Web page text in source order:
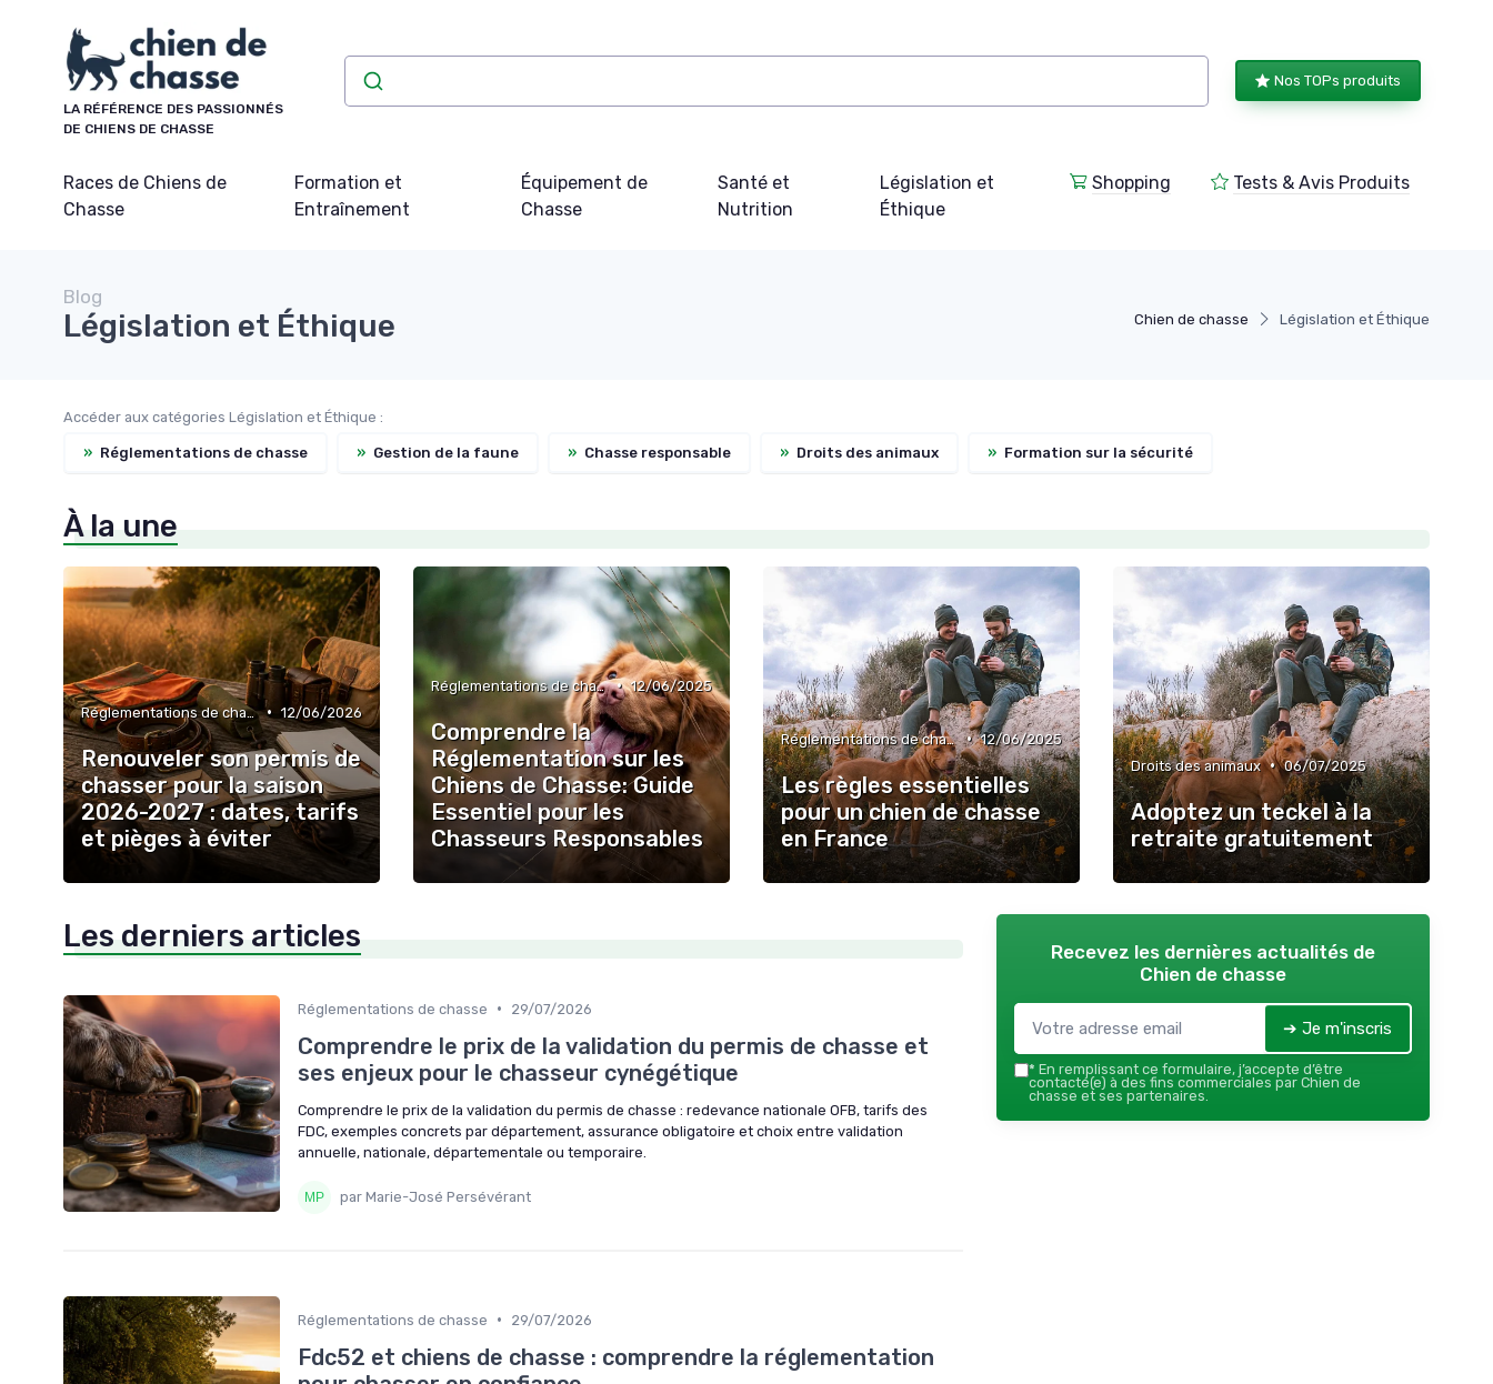
LA RÉFÉRENCE DES PASSIONNÉS
DE CHIENS DE CHASSE
Nos TOPs produits
Races de Chiens de
Chasse
Formation et
Entraînement
Équipement de
Chasse
Santé et
Nutrition
Législation et
Éthique
Shopping Tests & Avis Produits
Chien de chasse Législation et Éthique
Blog
Législation et Éthique
Accéder aux catégories Législation et Éthique :
» Réglementations de chasse » Gestion de la faune » Chasse responsable » Droits des animaux » Formation sur la sécurité
À la une
Réglementations de chasse • 12/06/2026
Renouveler son permis de
chasser pour la saison
2026-2027 : dates, tarifs
et pièges à éviter
Réglementations de chasse • 12/06/2025
Comprendre la
Réglementation sur les
Chiens de Chasse: Guide
Essentiel pour les
Chasseurs Responsables
Réglementations de chasse • 12/06/2025
Les règles essentielles
pour un chien de chasse
en France
Droits des animaux • 06/07/2025
Adoptez un teckel à la
retraite gratuitement
Les derniers articles
Réglementations de chasse • 29/07/2026
Comprendre le prix de la validation du permis de chasse et
ses enjeux pour le chasseur cynégétique
Comprendre le prix de la validation du permis de chasse : redevance nationale OFB, tarifs des
FDC, exemples concrets par département, assurance obligatoire et choix entre validation
annuelle, nationale, départementale ou temporaire.
par Marie-José Persévérant
Réglementations de chasse • 29/07/2026
Fdc52 et chiens de chasse : comprendre la réglementation
Recevez les dernières actualités de
Chien de chasse
➔ Je m'inscris
* En remplissant ce formulaire, j’accepte d’être
contacté(e) à des fins commerciales par Chien de
chasse et ses partenaires.